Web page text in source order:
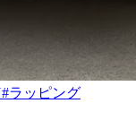
#ラッピング